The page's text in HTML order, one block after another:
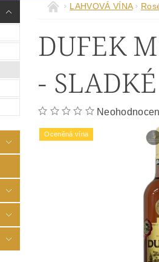
LAHVOVÁ VÍNA
DUFEK
- SLADKÉ
Oceněná vína